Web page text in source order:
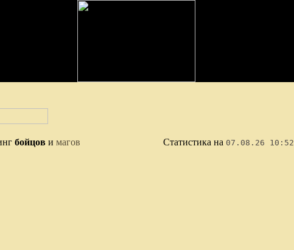
бойцов и магов Статистика на 07.08.26 10:52